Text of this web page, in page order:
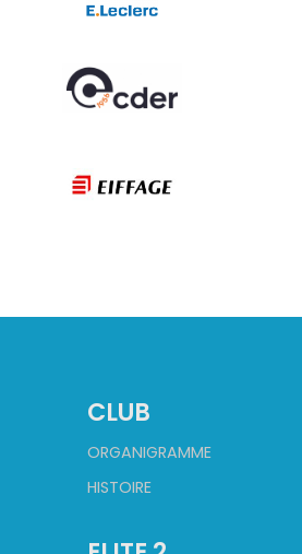
CLUB
ORGANIGRAMME
HISTOIRE